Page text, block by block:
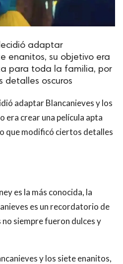
adaptar
enanitos, su objetivo era
para toda la familia, por
detalles oscuros
adaptar Blancanieves y los
era crear una película apta
que modificó ciertos detalles
es la más conocida, la
es un recordatorio de
siempre fueron dulces y
y los siete enanitos,